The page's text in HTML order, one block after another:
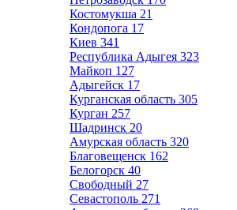
Костомукша 21
Кондопога 17
Киев 341
Республика Адыгея 323
Майкоп 127
Адыгейск 17
Курганская область 305
Курган 257
Шадринск 20
Амурская область 320
Благовещенск 162
Белогорск 40
Свободный 27
Севастополь 271